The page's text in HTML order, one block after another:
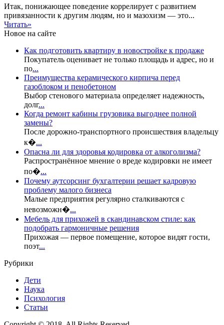
Итак, понижающее поведение коррелирует с развитием
привязанности к другим людям, но и мазохизм — это...
Читать»
Новое на сайте
Как подготовить квартиру в новостройке к продаже
Покупатель оценивает не только площадь и адрес, но и
по...
Преимущества керамического кирпича перед
газоблоком и пенобетоном
Выбор стенового материала определяет надежность,
долг...
Когда ремонт кабины грузовика выгоднее полной
замены?
После дорожно-транспортного происшествия владельцу
к�...
Опасна ли для здоровья кодировка от алкоголизма?
Распространённое мнение о вреде кодировки не имеет
по�...
Почему аутсорсинг бухгалтерии решает кадровую
проблему малого бизнеса
Малые предприятия регулярно сталкиваются с
невозможн�...
Мебель для прихожей в скандинавском стиле: как
подобрать гармоничные решения
Прихожая — первое помещение, которое видят гости,
поэт...
Рубрики
Дети
Наука
Психология
Статьи